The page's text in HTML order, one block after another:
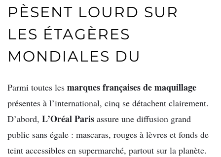
PÈSENT LOURD SUR
LES ÉTAGÈRES
MONDIALES DU
Parmi toutes les marques françaises de maquillage
présentes à l’international, cinq se détachent clairement.
D’abord, L’Oréal Paris assure une diffusion grand
public sans égale : mascaras, rouges à lèvres et fonds de
teint accessibles en supermarché, partout sur la planète.